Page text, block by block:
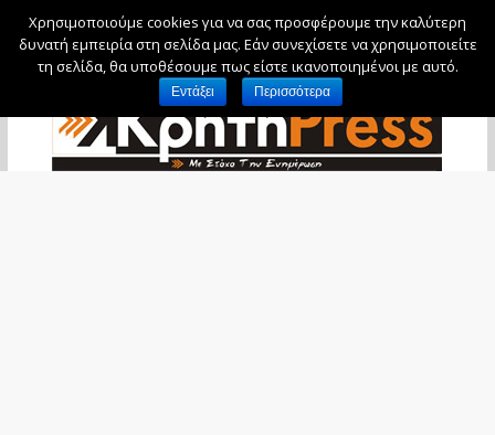
Παρασκευή, 7 Αυγούστου, 2026
Χρησιμοποιούμε cookies για να σας προσφέρουμε την καλύτερη
δυνατή εμπειρία στη σελίδα μας. Εάν συνεχίσετε να χρησιμοποιείτε
τη σελίδα, θα υποθέσουμε πως είστε ικανοποιημένοι με αυτό.
Εντάξει Περισσότερα